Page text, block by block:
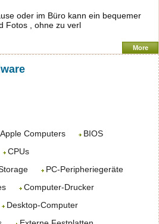
oder im Büro kann ein bequemer
Fotos , ohne zu verl
More
Apple Computers
BIOS
CPUs
PC-Peripheriegeräte
Computer-Drucker
Desktop-Computer